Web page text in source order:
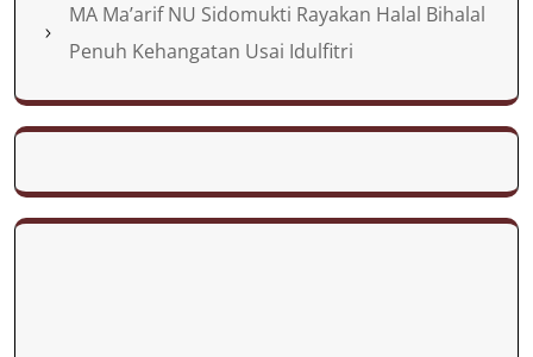
MA Ma’arif NU Sidomukti Rayakan Halal Bihalal
Penuh Kehangatan Usai Idulfitri